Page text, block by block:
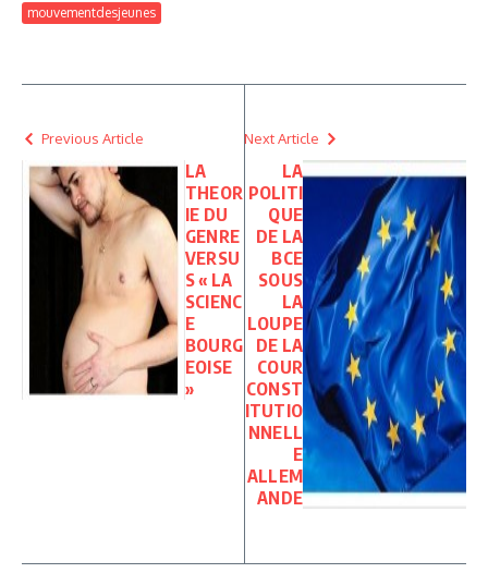
mouvementdesjeunes
Previous Article
LA
THEOR
IE DU
GENRE
VERSU
S « LA
SCIENC
E
BOURG
EOISE
»
Next Article
LA
POLITI
QUE
DE LA
BCE
SOUS
LA
LOUPE
DE LA
COUR
CONST
ITUTIO
NNELL
E
ALLEM
ANDE